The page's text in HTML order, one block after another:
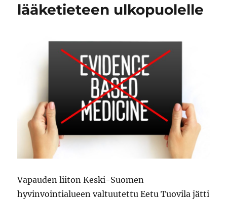
lääketieteen ulkopuolelle
Vapauden liiton Keski-Suomen
hyvinvointialueen valtuutettu Eetu Tuovila jätti